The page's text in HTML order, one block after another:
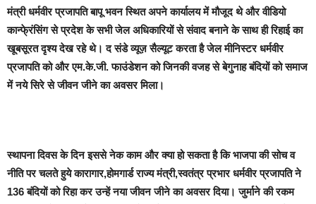
मंत्री धर्मवीर प्रजापति बापू भवन स्थित अपने कार्यालय में मौजूद थे और वीडियो
कान्फे्रंसिंग से प्रदेश के सभी जेल अधिकारियों से संवाद बनाने के साथ ही रिहाई का
खूबसूरत दृश्य देख रहे थे। द संडे व्यूज़ सैल्यूट करता है जेल मीनिस्टर धर्मवीर
प्रजापति को और एम.के.जी. फाउंडेशन को जिनकी वजह से बेगुनाह बंदियों को समाज
में नये सिरे से जीवन जीने का अवसर मिला।
स्थापना दिवस के दिन इससे नेक काम और क्या हो सकता है कि भाजपा की सोच व
नीति पर चलते हुये कारागार,होमगार्ड राज्य मंत्री,स्वतंत्र प्रभार धर्मवीर प्रजापति ने
136 बंदियों को रिहा कर उन्हें नया जीवन जीने का अवसर दिया। जुर्माने की रकम